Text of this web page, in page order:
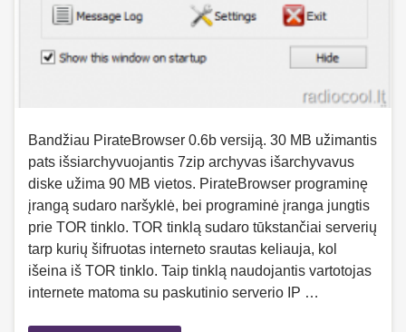
Bandžiau PirateBrowser 0.6b versiją. 30 MB užimantis
pats išsiarchyvuojantis 7zip archyvas išarchyvavus
diske užima 90 MB vietos. PirateBrowser programinę
įrangą sudaro naršyklė, bei programinė įranga jungtis
prie TOR tinklo. TOR tinklą sudaro tūkstančiai serverių
tarp kurių šifruotas interneto srautas keliauja, kol
išeina iš TOR tinklo. Taip tinklą naudojantis vartotojas
internete matoma su paskutinio serverio IP …